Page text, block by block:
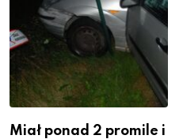
Miał ponad 2 promile i